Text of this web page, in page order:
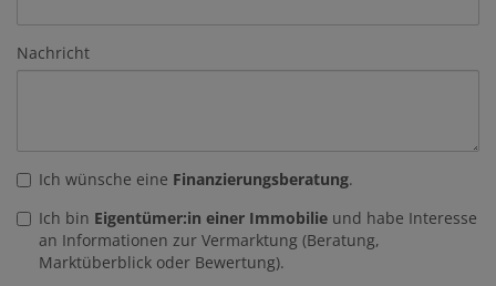
Nachricht
Ich wünsche eine Finanzierungsberatung.
Ich bin Eigentümer:in einer Immobilie und habe Interesse
an Informationen zur Vermarktung (Beratung,
Marktüberblick oder Bewertung).